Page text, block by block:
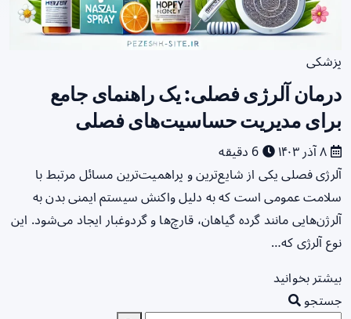
پزشکی
درمان آلرژی فصلی: یک راهنمای جامع
برای مدیریت حساسیت‌های فصلی
آلرژی فصلی یکی از شایع‌ترین و پراهمیت‌ترین مسائل مرتبط با
سلامت عمومی است که به دلیل واکنش سیستم ایمنی بدن به
آلرژن‌هایی مانند گرده گیاهان، قارچ‌ها و گردوغبار ایجاد می‌شود. این
نوع آلرژی که…
بیشتر بخوانید
جستجو